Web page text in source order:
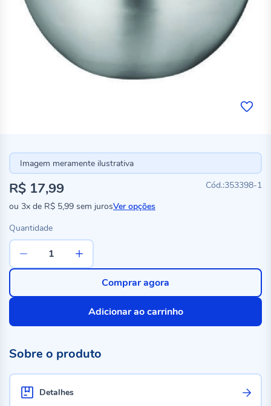
Imagem meramente ilustrativa
353398-1
R$ 17,99
ou 3x de R$ 5,99 sem jurosVer opções
Quantidade
Adicionar ao carrinho
Comprar agora
Sobre o produto
Detalhes